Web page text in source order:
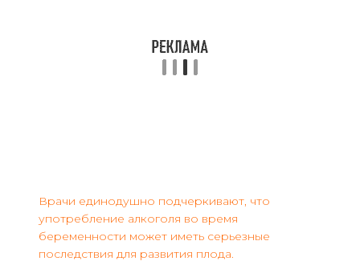
Врачи единодушно подчеркивают, что
употребление алкоголя во время
беременности может иметь серьезные
последствия для развития плода.